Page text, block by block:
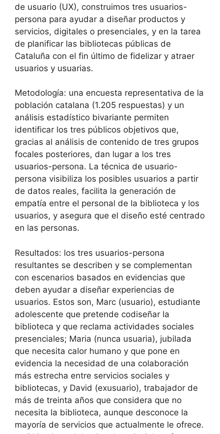
de usuario (UX), construimos tres usuarios-
persona para ayudar a diseñar productos y
servicios, digitales o presenciales, y en la tarea
de planificar las bibliotecas públicas de
Cataluña con el fin último de fidelizar y atraer
usuarios y usuarias.
Metodología: una encuesta representativa de la
población catalana (1.205 respuestas) y un
análisis estadístico bivariante permiten
identificar los tres públicos objetivos que,
gracias al análisis de contenido de tres grupos
focales posteriores, dan lugar a los tres
usuarios-persona. La técnica de usuario-
persona visibiliza los posibles usuarios a partir
de datos reales, facilita la generación de
empatía entre el personal de la biblioteca y los
usuarios, y asegura que el diseño esté centrado
en las personas.
Resultados: los tres usuarios-persona
resultantes se describen y se complementan
con escenarios basados en evidencias que
deben ayudar a diseñar experiencias de
usuarios. Estos son, Marc (usuario), estudiante
adolescente que pretende codiseñar la
biblioteca y que reclama actividades sociales
presenciales; Maria (nunca usuaria), jubilada
que necesita calor humano y que pone en
evidencia la necesidad de una colaboración
más estrecha entre servicios sociales y
bibliotecas, y David (exusuario), trabajador de
más de treinta años que considera que no
necesita la biblioteca, aunque desconoce la
mayoría de servicios que actualmente le ofrece.